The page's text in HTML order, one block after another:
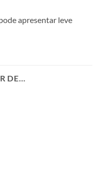
apresentar leve
DE…